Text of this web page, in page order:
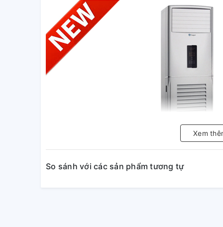
Xem
So sánh với các sản phẩm tương tự